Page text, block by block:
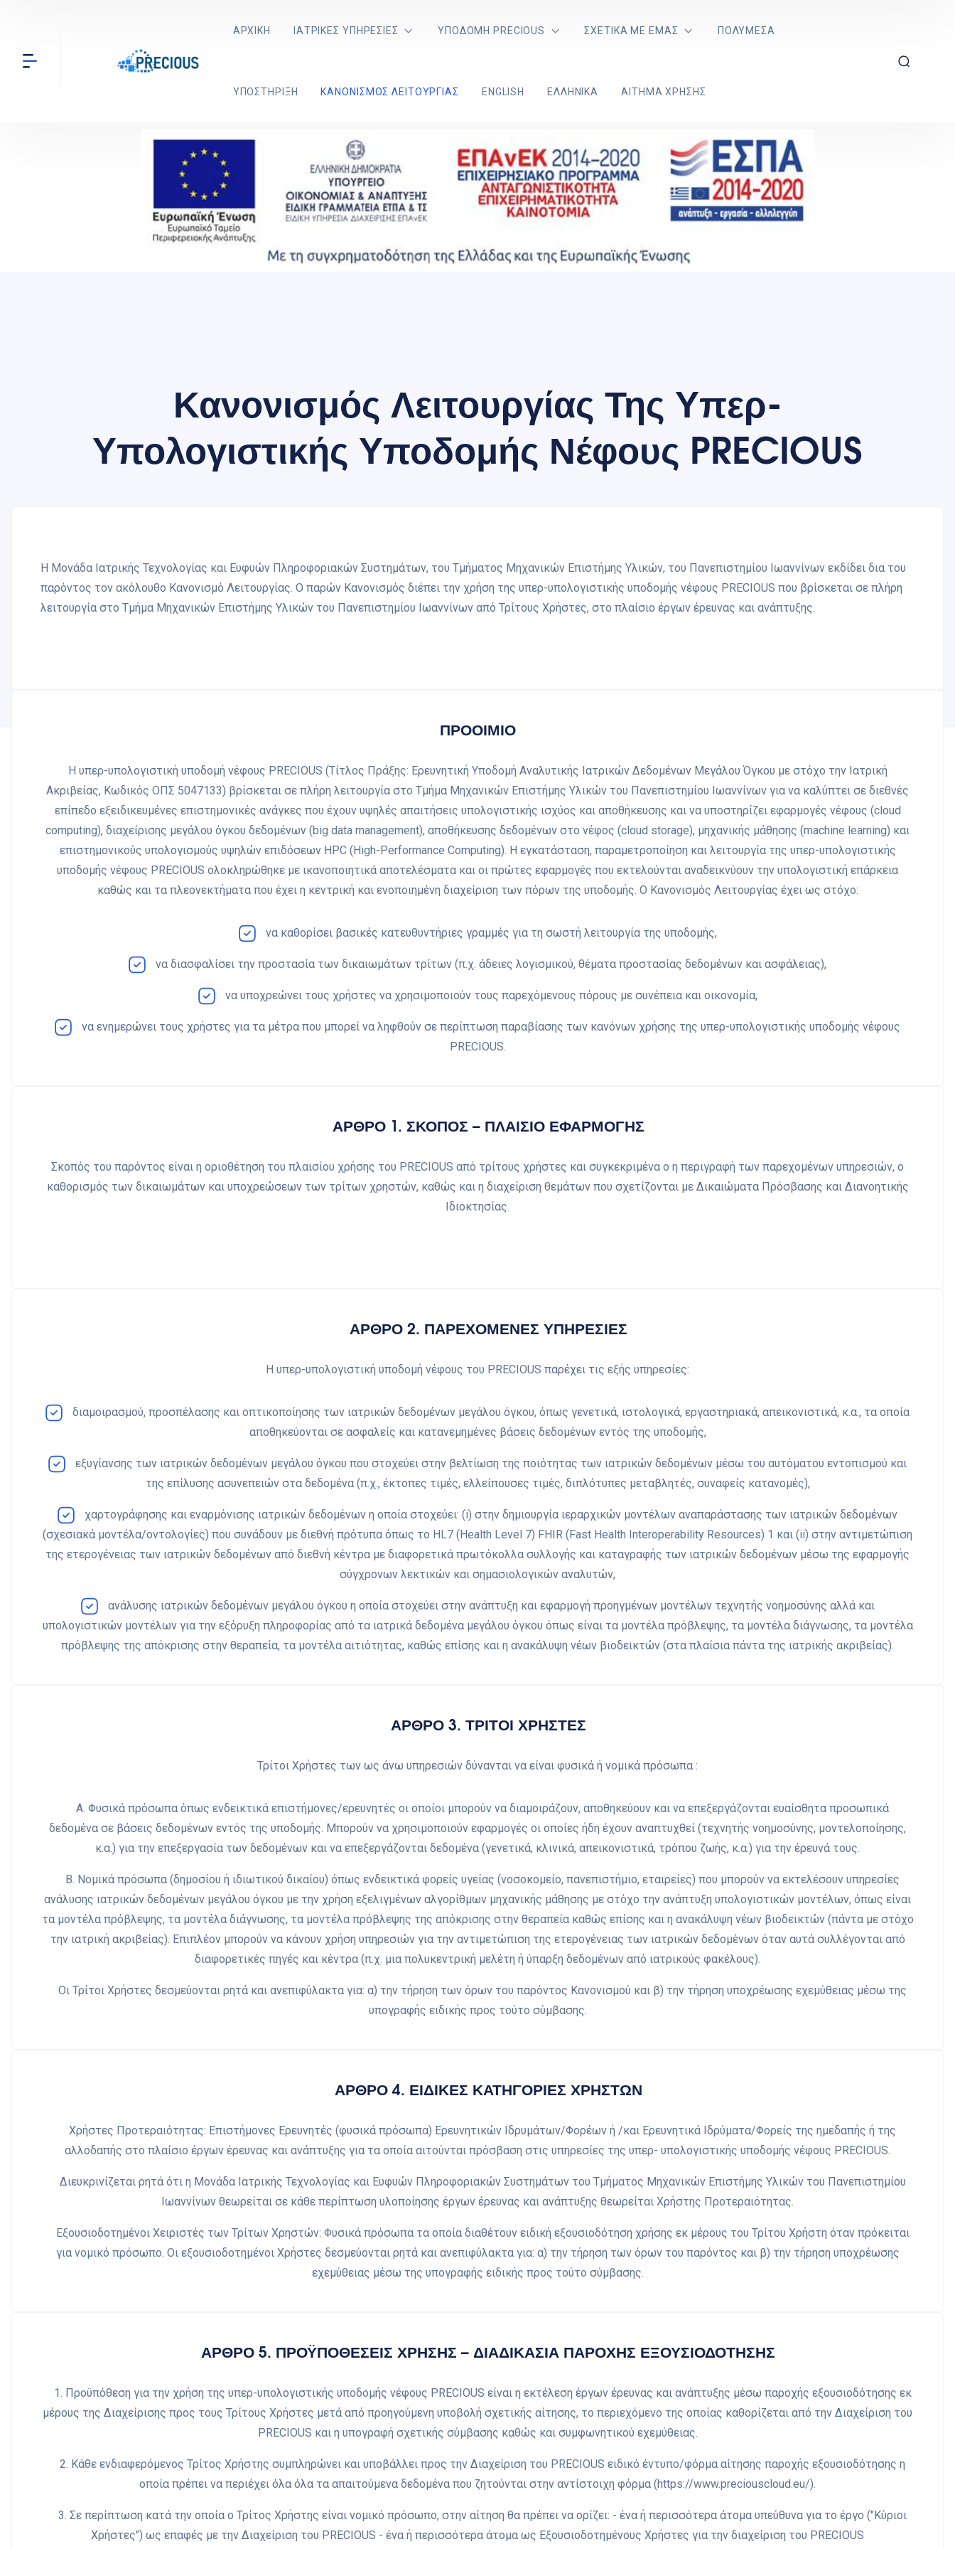
ΑΡΧΙΚΉ ΙΑΤΡΙΚΈΣ ΥΠΗΡΕΣΊΕΣ ΥΠΟΔΟΜΉ PRECIOUS ΣΧΕΤΙΚΆ ΜΕ ΕΜΆΣ ΠΟΛΥΜΈΣΑ
ΥΠΟΣΤΉΡΙΞΗ ΚΑΝΟΝΙΣΜΌΣ ΛΕΙΤΟΥΡΓΊΑΣ ENGLISH ΕΛΛΗΝΙΚΆ ΑΊΤΗΜΑ ΧΡΉΣΗΣ
Κανονισμός Λειτουργίας Της Υπερ-
Υπολογιστικής Υποδομής Νέφους PRECIOUS
Η Μονάδα Ιατρικής Τεχνολογίας και Ευφυών Πληροφοριακών Συστημάτων, του Τμήματος Μηχανικών Επιστήμης Υλικών, του Πανεπιστημίου Ιωαννίνων εκδίδει δια του
παρόντος τον ακόλουθο Κανονισμό Λειτουργίας. Ο παρών Κανονισμός διέπει την χρήση της υπερ-υπολογιστικής υποδομής νέφους PRECIOUS που βρίσκεται σε πλήρη
λειτουργία στο Τμήμα Μηχανικών Επιστήμης Υλικών του Πανεπιστημίου Ιωαννίνων από Τρίτους Χρήστες, στο πλαίσιο έργων έρευνας και ανάπτυξης.
ΠΡΟΟΙΜΙΟ
Η υπερ-υπολογιστική υποδομή νέφους PRECIOUS (Τίτλος Πράξης: Ερευνητική Υποδομή Αναλυτικής Ιατρικών Δεδομένων Μεγάλου Όγκου με στόχο την Ιατρική
Ακριβείας, Κωδικός ΟΠΣ 5047133) βρίσκεται σε πλήρη λειτουργία στο Τμήμα Μηχανικών Επιστήμης Υλικών του Πανεπιστημίου Ιωαννίνων για να καλύπτει σε διεθνές
επίπεδο εξειδικευμένες επιστημονικές ανάγκες που έχουν υψηλές απαιτήσεις υπολογιστικής ισχύος και αποθήκευσης και να υποστηρίζει εφαρμογές νέφους (cloud
computing), διαχείρισης μεγάλου όγκου δεδομένων (big data management), αποθήκευσης δεδομένων στο νέφος (cloud storage), μηχανικής μάθησης (machine learning) και
επιστημονικούς υπολογισμούς υψηλών επιδόσεων HPC (High-Performance Computing). Η εγκατάσταση, παραμετροποίηση και λειτουργία της υπερ-υπολογιστικής
υποδομής νέφους PRECIOUS ολοκληρώθηκε με ικανοποιητικά αποτελέσματα και οι πρώτες εφαρμογές που εκτελούνται αναδεικνύουν την υπολογιστική επάρκεια
καθώς και τα πλεονεκτήματα που έχει η κεντρική και ενοποιημένη διαχείριση των πόρων της υποδομής. Ο Κανονισμός Λειτουργίας έχει ως στόχο:
να καθορίσει βασικές κατευθυντήριες γραμμές για τη σωστή λειτουργία της υποδομής,
να διασφαλίσει την προστασία των δικαιωμάτων τρίτων (π.χ. άδειες λογισμικού, θέματα προστασίας δεδομένων και ασφάλειας),
να υποχρεώνει τους χρήστες να χρησιμοποιούν τους παρεχόμενους πόρους με συνέπεια και οικονομία,
να ενημερώνει τους χρήστες για τα μέτρα που μπορεί να ληφθούν σε περίπτωση παραβίασης των κανόνων χρήσης της υπερ-υπολογιστικής υποδομής νέφους
PRECIOUS.
ΑΡΘΡΟ 1. ΣΚΟΠΟΣ – ΠΛΑΙΣΙΟ ΕΦΑΡΜΟΓΗΣ
Σκοπός του παρόντος είναι η οριοθέτηση του πλαισίου χρήσης του PRECIOUS από τρίτους χρήστες και συγκεκριμένα ο η περιγραφή των παρεχομένων υπηρεσιών, ο
καθορισμός των δικαιωμάτων και υποχρεώσεων των τρίτων χρηστών, καθώς και η διαχείριση θεμάτων που σχετίζονται με Δικαιώματα Πρόσβασης και Διανοητικής
Ιδιοκτησίας.
ΑΡΘΡΟ 2. ΠΑΡΕΧΟΜΕΝΕΣ ΥΠΗΡΕΣΙΕΣ
Η υπερ-υπολογιστική υποδομή νέφους του PRECIOUS παρέχει τις εξής υπηρεσίες:
διαμοιρασμού, προσπέλασης και οπτικοποίησης των ιατρικών δεδομένων μεγάλου όγκου, όπως γενετικά, ιστολογικά, εργαστηριακά, απεικονιστικά, κ.α., τα οποία
αποθηκεύονται σε ασφαλείς και κατανεμημένες βάσεις δεδομένων εντός της υποδομής,
εξυγίανσης των ιατρικών δεδομένων μεγάλου όγκου που στοχεύει στην βελτίωση της ποιότητας των ιατρικών δεδομένων μέσω του αυτόματου εντοπισμού και
της επίλυσης ασυνεπειών στα δεδομένα (π.χ., έκτοπες τιμές, ελλείπουσες τιμές, διπλότυπες μεταβλητές, συναφείς κατανομές),
χαρτογράφησης και εναρμόνισης ιατρικών δεδομένων η οποία στοχεύει: (i) στην δημιουργία ιεραρχικών μοντέλων αναπαράστασης των ιατρικών δεδομένων
(σχεσιακά μοντέλα/οντολογίες) που συνάδουν με διεθνή πρότυπα όπως το HL7 (Health Level 7) FHIR (Fast Health Interoperability Resources) 1 και (ii) στην αντιμετώπιση
της ετερογένειας των ιατρικών δεδομένων από διεθνή κέντρα με διαφορετικά πρωτόκολλα συλλογής και καταγραφής των ιατρικών δεδομένων μέσω της εφαρμογής
σύγχρονων λεκτικών και σημασιολογικών αναλυτών,
ανάλυσης ιατρικών δεδομένων μεγάλου όγκου η οποία στοχεύει στην ανάπτυξη και εφαρμογή προηγμένων μοντέλων τεχνητής νοημοσύνης αλλά και
υπολογιστικών μοντέλων για την εξόρυξη πληροφορίας από τα ιατρικά δεδομένα μεγάλου όγκου όπως είναι τα μοντέλα πρόβλεψης, τα μοντέλα διάγνωσης, τα μοντέλα
πρόβλεψης της απόκρισης στην θεραπεία, τα μοντέλα αιτιότητας, καθώς επίσης και η ανακάλυψη νέων βιοδεικτών (στα πλαίσια πάντα της ιατρικής ακριβείας).
ΑΡΘΡΟ 3. ΤΡΙΤΟΙ ΧΡΗΣΤΕΣ
Τρίτοι Χρήστες των ως άνω υπηρεσιών δύνανται να είναι φυσικά ή νομικά πρόσωπα :
Α. Φυσικά πρόσωπα όπως ενδεικτικά επιστήμονες/ερευνητές οι οποίοι μπορούν να διαμοιράζουν, αποθηκεύουν και να επεξεργάζονται ευαίσθητα προσωπικά
δεδομένα σε βάσεις δεδομένων εντός της υποδομής. Μπορούν να χρησιμοποιούν εφαρμογές οι οποίες ήδη έχουν αναπτυχθεί (τεχνητής νοημοσύνης, μοντελοποίησης,
κ.α.) για την επεξεργασία των δεδομένων και να επεξεργάζονται δεδομένα (γενετικά, κλινικά, απεικονιστικά, τρόπου ζωής, κ.α.) για την έρευνά τους.
Β. Νομικά πρόσωπα (δημοσίου ή ιδιωτικού δικαίου) όπως ενδεικτικά φορείς υγείας (νοσοκομείο, πανεπιστήμιο, εταιρείες) που μπορούν να εκτελέσουν υπηρεσίες
ανάλυσης ιατρικών δεδομένων μεγάλου όγκου με την χρήση εξελιγμένων αλγορίθμων μηχανικής μάθησης με στόχο την ανάπτυξη υπολογιστικών μοντέλων, όπως είναι
τα μοντέλα πρόβλεψης, τα μοντέλα διάγνωσης, τα μοντέλα πρόβλεψης της απόκρισης στην θεραπεία καθώς επίσης και η ανακάλυψη νέων βιοδεικτών (πάντα με στόχο
την ιατρική ακριβείας). Επιπλέον μπορούν να κάνουν χρήση υπηρεσιών για την αντιμετώπιση της ετερογένειας των ιατρικών δεδομένων όταν αυτά συλλέγονται από
διαφορετικές πηγές και κέντρα (π.χ. μια πολυκεντρική μελέτη ή ύπαρξη δεδομένων από ιατρικούς φακέλους).
Οι Τρίτοι Χρήστες δεσμεύονται ρητά και ανεπιφύλακτα για: α) την τήρηση των όρων του παρόντος Κανονισμού και β) την τήρηση υποχρέωσης εχεμύθειας μέσω της
υπογραφής ειδικής προς τούτο σύμβασης.
ΑΡΘΡΟ 4. ΕΙΔΙΚΕΣ ΚΑΤΗΓΟΡΙΕΣ ΧΡΗΣΤΩΝ
Χρήστες Προτεραιότητας: Επιστήμονες Ερευνητές (φυσικά πρόσωπα) Ερευνητικών Ιδρυμάτων/Φορέων ή /και Ερευνητικά Ιδρύματα/Φορείς της ημεδαπής ή της
αλλοδαπής στο πλαίσιο έργων έρευνας και ανάπτυξης για τα οποία αιτούνται πρόσβαση στις υπηρεσίες της υπερ- υπολογιστικής υποδομής νέφους PRECIOUS.
Διευκρινίζεται ρητά ότι η Μονάδα Ιατρικής Τεχνολογίας και Ευφυών Πληροφοριακών Συστημάτων του Τμήματος Μηχανικών Επιστήμης Υλικών του Πανεπιστημίου
Ιωαννίνων θεωρείται σε κάθε περίπτωση υλοποίησης έργων έρευνας και ανάπτυξης θεωρείται Χρήστης Προτεραιότητας.
Εξουσιοδοτημένοι Χειριστές των Τρίτων Χρηστών: Φυσικά πρόσωπα τα οποία διαθέτουν ειδική εξουσιοδότηση χρήσης εκ μέρους του Τρίτου Χρήστη όταν πρόκειται
για νομικό πρόσωπο. Οι εξουσιοδοτημένοι Χρήστες δεσμεύονται ρητά και ανεπιφύλακτα για: α) την τήρηση των όρων του παρόντος και β) την τήρηση υποχρέωσης
εχεμύθειας μέσω της υπογραφής ειδικής προς τούτο σύμβασης.
ΑΡΘΡΟ 5. ΠΡΟΫΠΟΘΕΣΕΙΣ ΧΡΗΣΗΣ – ΔΙΑΔΙΚΑΣΙΑ ΠΑΡΟΧΗΣ ΕΞΟΥΣΙΟΔΟΤΗΣΗΣ
1. Προϋπόθεση για την χρήση της υπερ-υπολογιστικής υποδομής νέφους PRECIOUS είναι η εκτέλεση έργων έρευνας και ανάπτυξης μέσω παροχής εξουσιοδότησης εκ
μέρους της Διαχείρισης προς τους Τρίτους Χρήστες μετά από προηγούμενη υποβολή σχετικής αίτησης, το περιεχόμενο της οποίας καθορίζεται από την Διαχείριση του
PRECIOUS και η υπογραφή σχετικής σύμβασης καθώς και συμφωνητικού εχεμύθειας.
2. Κάθε ενδιαφερόμενος Τρίτος Χρήστης συμπληρώνει και υποβάλλει προς την Διαχείριση του PRECIOUS ειδικό έντυπο/φόρμα αίτησης παροχής εξουσιοδότησης η
οποία πρέπει να περιέχει όλα όλα τα απαιτούμενα δεδομένα που ζητούνται στην αντίστοιχη φόρμα (https://www.preciouscloud.eu/).
3. Σε περίπτωση κατά την οποία ο Τρίτος Χρήστης είναι νομικό πρόσωπο, στην αίτηση θα πρέπει να ορίζει: - ένα ή περισσότερα άτομα υπεύθυνα για το έργο ("Κύριοι
Χρήστες") ως επαφές με την Διαχείριση του PRECIOUS - ένα ή περισσότερα άτομα ως Εξουσιοδοτημένους Χρήστες για την διαχείριση του PRECIOUS